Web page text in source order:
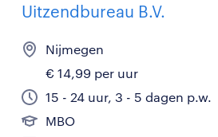
Uitzendbureau B.V.
Nijmegen
€ 14,99 per uur
15 - 24 uur, 3 - 5 dagen p.w.
MBO